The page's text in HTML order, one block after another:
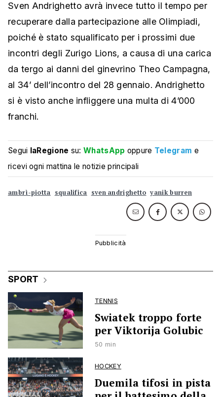
Sven Andrighetto avrà invece tutto il tempo per
recuperare dalla partecipazione alle Olimpiadi,
poiché è stato squalificato per i prossimi due
incontri degli Zurigo Lions, a causa di una carica
da tergo ai danni del ginevrino Theo Campagna,
al 34’ dell’incontro del 28 gennaio. Andrighetto
si è visto anche infliggere una multa di 4’000
franchi.
Segui laRegione su:WhatsApp oppure Telegram e
ricevi ogni mattina le notizie principali
ambrì-piotta squalifica sven andrighetto yanik burren
SPORT
TENNIS
Swiatek troppo forte
per Viktorija Golubic
50 min
HOCKEY
Duemila tifosi in pista